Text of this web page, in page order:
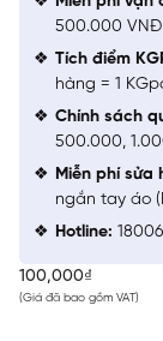
100,000₫
(Giá đã bao gồm VAT)
500.000 VNĐ
Tích điểm
hàng = 1
Chính sách
500.000,
Miễn phí sửa
ngắn tay áo
Hotline: